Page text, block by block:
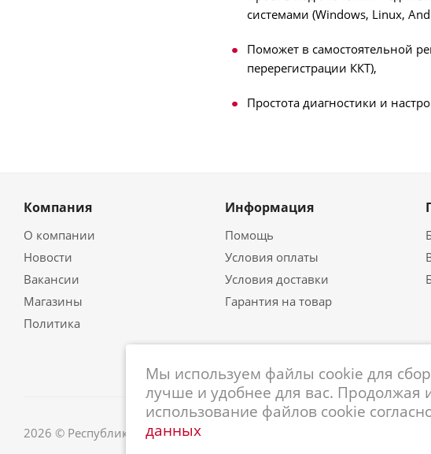
системами (Windows, Linux,
Поможет в самостоятельной
перерегистрации ККТ),
Простота диагностики и
Компания
О компании
Новости
Вакансии
Магазины
Политика
Информация
Помощь
Условия оплаты
Условия доставки
Гарантия на товар
2026 © Республиканский Центр ККМ
Мы используем файлы cookie для
лучше и удобнее для вас. Продолжая
использование файлов cookie
данных